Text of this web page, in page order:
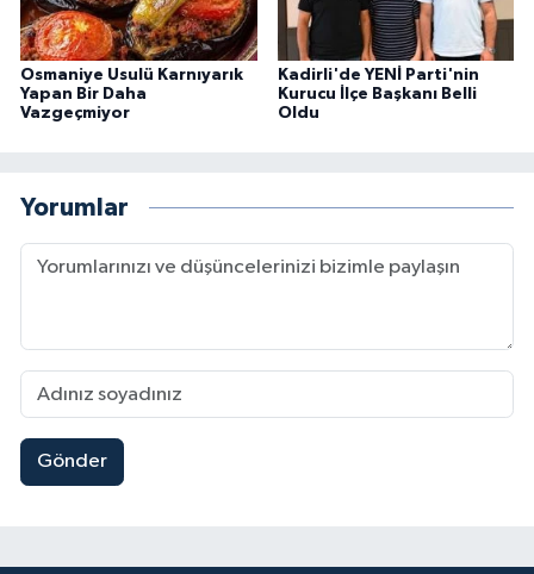
Osmaniye Usulü Karnıyarık
Yapan Bir Daha
Vazgeçmiyor
Kadirli'de YENİ Parti'nin
Kurucu İlçe Başkanı Belli
Oldu
Yorumlar
Gönder